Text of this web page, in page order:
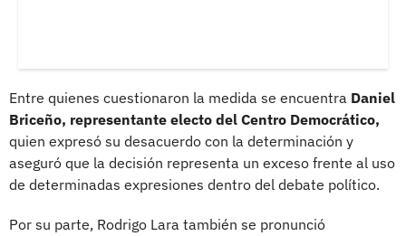
Entre quienes cuestionaron la medida se encuentra Daniel
Briceño, representante electo del Centro Democrático,
quien expresó su desacuerdo con la determinación y
aseguró que la decisión representa un exceso frente al uso
de determinadas expresiones dentro del debate político.
Por su parte, Rodrigo Lara también se pronunció